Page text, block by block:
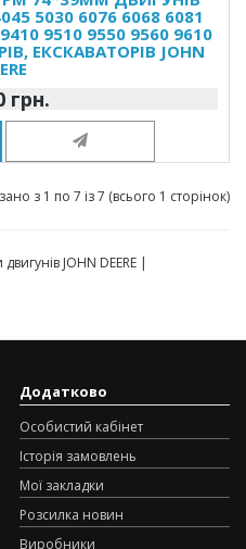
5030 6076 6068 6081
9510 9550 9560 9610
ЕКСКАВАТОРІВ JOHN
грн.
з 1 по 7 із 7 (всього 1 сторінок)
JOHN DEERE |
Додатково
Особистий кабінет
Історія замовлень
Мої закладки
Розсилка новин
Виробники